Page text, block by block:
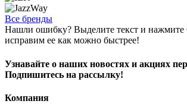
Все бренды
Нашли ошибку? Выделите текст и нажмите
исправим ее как можно быстрее!
Узнавайте о наших новостях и акциях
Подпишитесь на рассылку!
Компания